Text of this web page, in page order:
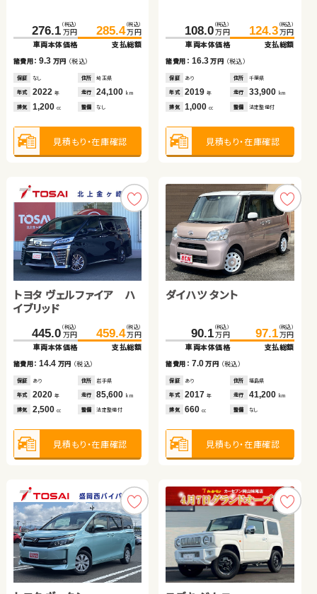
276.1 （税込）
万円
車両本体価格
285.4（税込）
万円
支払総額
諸費用：9.3 万円 （税込）
保証 なし 住所 埼玉県
年式 2022 年 走行 24,100 km
排気 1,200 cc 整備 なし
見積もり・在庫確認
108.0 （税込）
万円
車両本体価格
124.3 （税込）
万円
支払総額
諸費用： 16.3万円 （税込）
保証 あり 住所 千葉県
年式 2019年 走行 33,900 km
排気 1,000cc 整備 法定整備付
見積もり・在庫確認
トヨタ ヴェルファイア ハ
イブリッド
445.0 （税込）
万円
車両本体価格
459.4（税込）
万円
支払総額
諸費用：14.4 万円 （税込）
保証 あり 住所 岩手県
年式 2020 年 走行 85,600 km
排気 2,500 cc 整備 法定整備付
見積もり・在庫確認
ダイハツ タント
90.1 （税込）
万円
車両本体価格
97.1 （税込）
万円
支払総額
諸費用： 7.0万円 （税込）
保証 あり 住所 福島県
年式 2017年 走行 41,200 km
排気 660cc 整備 なし
見積もり・在庫確認
49.7 （税込）
万円
車両本体価格
65.0（税込）
万円
支払総額
諸費用：15.3万円（税込）
保証 なし 住所 大分県
年式 2014 年 走行 88,900 km
排気 1,500 cc 整備 法定整備付
見積もり・在庫確認
31.6 （税込）
万円
車両本体価格
39.8 （税込）
万円
支払総額
諸費用： 8.2万円（税込）
保証 あり 住所 青森県
年式 2013年 走行 102,800km
排気 660cc 整備 法定整備付
見積もり・在庫確認
ダイハツ ムーヴ キャンバ
ス
79.9 （税込）
万円
車両本体価格
84.9（税込）
万円
支払総額
諸費用：5.0万円（税込）
保証 あり 住所 徳島県
年式 2017 年 走行 85,100 km
排気 660cc 整備 法定整備付
見積もり・在庫確認
スズキ アルト ＨＢ
26.5 （税込）
万円
車両本体価格
35.7 （税込）
万円
支払総額
諸費用： 9.2万円 （税込）
保証 あり 住所 埼玉県
年式 2013年 走行 64,400 km
排気 660cc 整備 法定整備付
見積もり・在庫確認
76.1 （税込）
万円
車両本体価格
83.3（税込）
万円
支払総額
諸費用：7.2 万円 （税込）
保証 あり 住所 群馬県
年式 2012 年 走行 32,800 km
排気 660cc 整備 なし
見積もり・在庫確認
252.3 （税込）
万円
車両本体価格
263.1 （税込）
万円
支払総額
諸費用： 10.8万円 （税込）
保証 あり 住所 群馬県
年式 2016年 走行 44,300 km
排気 2,500cc 整備 なし
見積もり・在庫確認
スバル フォレスター
91.5万円
車両本体価格
諸費用：8.5 万円 （税込）
保証 なし 住所 長野県
排気 2,000cc 整備 法定整備付
日産 エクストレイル
399.8 （税込）
万円
車両本体価格
412.1 （税込）
万円
支払総額
諸費用： 12.3万円（税込）
保証 あり 住所 東京都
年式 2025年 走行 5,000km
排気 1,500 整備 法定整備付
見積もり・在庫確認
153.0 （税込）
万円
車両本体価格
164.0（税込）
万円
支払総額
諸費用：11.0万円（税込）
保証 あり 住所 山梨県
年式 2022 年 走行 17,300 km
排気 1,000 cc 整備 法定整備付
見積もり・在庫確認
73.0 （税込）
万円
車両本体価格
79.8 （税込）
万円
支払総額
諸費用： 6.8万円（税込）
保証 あり 住所 岡山県
年式 2021年 走行 21,400 km
排気 660cc 整備 法定整備付
見積もり・在庫確認